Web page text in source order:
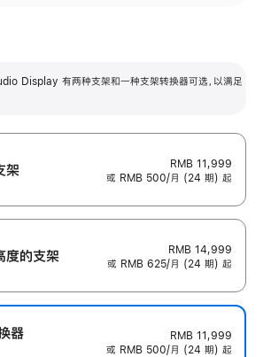
Display 有两种支架和一种支架转换器可选，以满足
架
RMB 11,999
或 RMB 500/月 (24 期) 起
度的支‍架
RMB 14,999
或 RMB 625/月 (24 期) 起
器
RMB 11,999
或 RMB 500/月 (24 期) 起